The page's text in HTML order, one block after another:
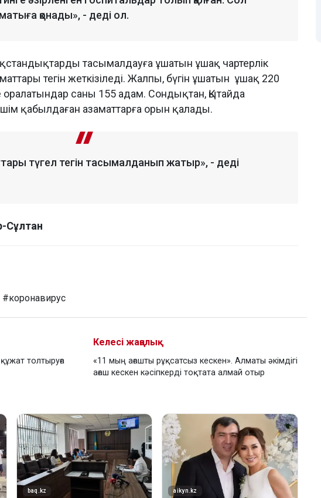
қонады», - деді ол.
тасымалдауға ұшатын ұшақ чартерлік
тегін жеткізіледі. Жалпы, бүгін ұшатын ұшақ 220
оралатындар саны 155 адам. Сондықтан, Қытайда
қабылдаған азаматтарға орын қалады.
түгел тегін тасымалданып жатыр», - деді
Сұлтан
#коронавирус
толтыруға
Келесі жаңалық
«11 мың ағашты рұқсатсыз кескен». Алматы әкімдігі
ағаш кескен кәсіпкерді тоқтата алмай отыр